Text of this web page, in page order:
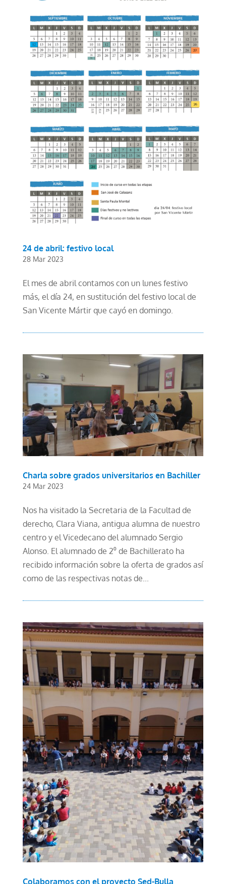
24 de abril: festivo local
28 Mar 2023
El mes de abril contamos con un lunes festivo
más, el día 24, en sustitución del festivo local de
San Vicente Mártir que cayó en domingo.
Charla sobre grados universitarios en Bachiller
24 Mar 2023
Nos ha visitado la Secretaria de la Facultad de
derecho, Clara Viana, antigua alumna de nuestro
centro y el Vicedecano del alumnado Sergio
Alonso. El alumnado de 2⁰ de Bachillerato ha
recibido información sobre la oferta de grados así
como de las respectivas notas de...
Colaboramos con el proyecto Sed-Bulla